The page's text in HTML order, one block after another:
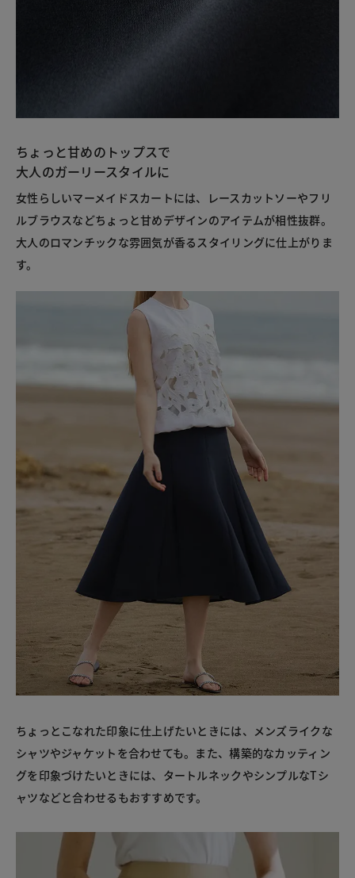
ちょっと甘めのトップスで
大人のガーリースタイルに
女性らしいマーメイドスカートには、レースカットソーやフリ
ルブラウスなどちょっと甘めデザインのアイテムが相性抜群。
大人のロマンチックな雰囲気が香るスタイリングに仕上がりま
す。
ちょっとこなれた印象に仕上げたいときには、メンズライクな
シャツやジャケットを合わせても。また、構築的なカッティン
グを印象づけたいときには、タートルネックやシンプルなTシ
ャツなどと合わせるもおすすめです。